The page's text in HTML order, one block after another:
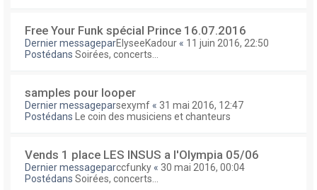
Free Your Funk spécial Prince 16.07.2016
Dernier messageparElyseeKadour « 11 juin 2016, 22:50
Postédans Soirées, concerts...
samples pour looper
Dernier messageparsexymf « 31 mai 2016, 12:47
Postédans
Le coin des musiciens et chanteurs
Vends 1 place LES INSUS a l'Olympia 05/06
Dernier messageparccfunky « 30 mai 2016, 00:04
Postédans Soirées, concerts...